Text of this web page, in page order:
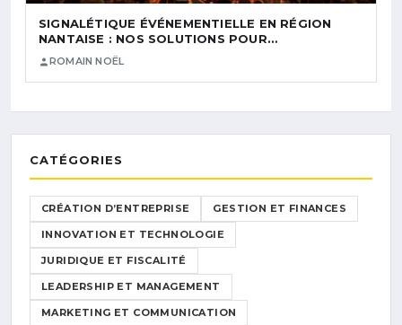
SIGNALÉTIQUE ÉVÉNEMENTIELLE EN RÉGION
NANTAISE : NOS SOLUTIONS POUR…
ROMAIN NOËL
CATÉGORIES
CRÉATION D’ENTREPRISE GESTION ET FINANCES
INNOVATION ET TECHNOLOGIE
JURIDIQUE ET FISCALITÉ
LEADERSHIP ET MANAGEMENT
MARKETING ET COMMUNICATION